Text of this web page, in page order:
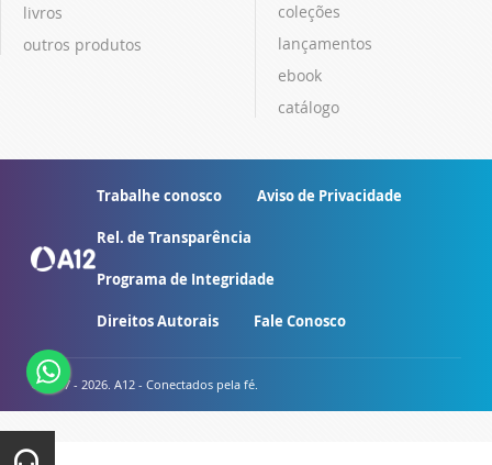
livros
outros produtos
coleções
lançamentos
ebook
catálogo
Trabalhe conosco Aviso de Privacidade
Rel. de Transparência
Programa de Integridade
Direitos Autorais Fale Conosco
© 2007 - 2026. A12 - Conectados pela fé.